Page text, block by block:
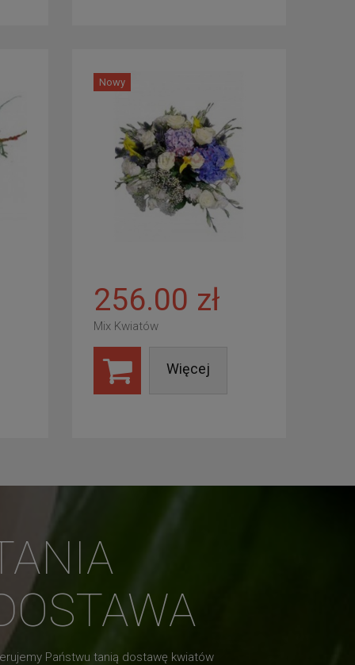
Nowy
256.00 zł
Mix Kwiatów
Więcej
Państwu tanią dostawę kwiatów